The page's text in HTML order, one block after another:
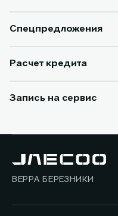
Спецпредложения
Расчет кредита
Запись на сервис
ВЕРРА БЕРЕЗНИКИ